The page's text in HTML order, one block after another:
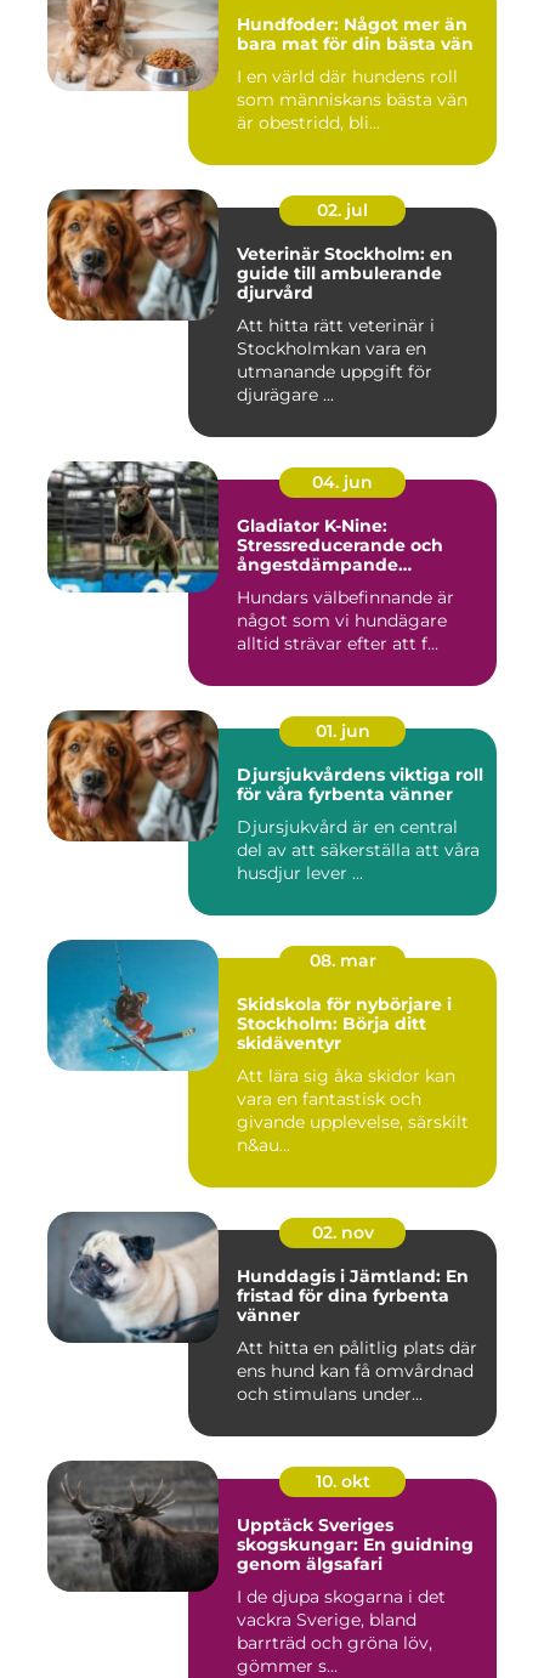
Hundfoder: Något mer än
bara mat för din bästa vän
I en värld där hundens roll
som människans bästa vän
är obestridd, bli...
02. jul
Veterinär Stockholm: en
guide till ambulerande
djurvård
Att hitta rätt veterinär i
Stockholmkan vara en
utmanande uppgift för
djurägare ...
04. jun
Gladiator K-Nine:
Stressreducerande och
ångestdämpande
Hundars välbefinnande är
något som vi hundägare
alltid strävar efter att f...
01. jun
Djursjukvårdens viktiga roll
för våra fyrbenta vänner
Djursjukvård är en central
del av att säkerställa att våra
husdjur lever ...
08. mar
Skidskola för nybörjare i
Stockholm: Börja ditt
skidäventyr
Att lära sig åka skidor kan
vara en fantastisk och
givande upplevelse, särskilt
n&au...
02. nov
Hunddagis i Jämtland: En
fristad för dina fyrbenta
vänner
Att hitta en pålitlig plats där
ens hund kan få omvårdnad
och stimulans under...
10. okt
Upptäck Sveriges
skogskungar: En guidning
genom älgsafari
I de djupa skogarna i det
vackra Sverige, bland
barrträd och gröna löv,
gömmer s...